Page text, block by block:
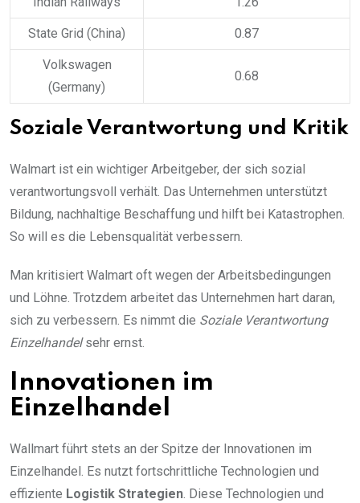
State Grid (China) 0.87
Volkswagen
(Germany)
0.68
Soziale Verantwortung und Kritik
Walmart ist ein wichtiger Arbeitgeber, der sich sozial
verantwortungsvoll verhält. Das Unternehmen unterstützt
Bildung, nachhaltige Beschaffung und hilft bei Katastrophen.
So will es die Lebensqualität verbessern.
Man kritisiert Walmart oft wegen der Arbeitsbedingungen
und Löhne. Trotzdem arbeitet das Unternehmen hart daran,
sich zu verbessern. Es nimmt die Soziale Verantwortung
Einzelhandelsehr ernst.
Innovationen im
Einzelhandel
Wallmart führt stets an der Spitze der Innovationen im
Einzelhandel. Es nutzt fortschrittliche Technologien und
effiziente Logistik Strategien. Diese Technologien und